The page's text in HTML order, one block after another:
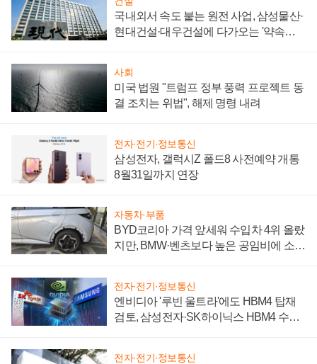
국내외서 속도 붙는 원전 사업, 삼성물산·
현대건설·대우건설에 다가오는 '약속의
사회
미국 법원 "트럼프 정부 풍력 프로젝트 동
결 조치는 위법", 해제 명령 내려
전자·전기·정보통신
삼성전자, 갤럭시Z 폴드8 사전예약 개통
8월31일까지 연장
자동차·부품
BYD코리아 가격 앞세워 수입차 4위 올랐
지만, BMW·벤츠보다 높은 공임비에 소비
전자·전기·정보통신
엔비디아 '루빈 울트라'에도 HBM4 탑재
검토, 삼성전자·SK하이닉스 HBM4 수율
전자·전기·정보통신